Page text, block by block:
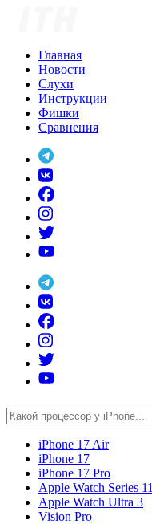
Главная
Новости
Слухи
Инструкции
Фишки
Сравнения
iPhone 17 Air
iPhone 17
iPhone 17 Pro
Apple Watch Series 11
Apple Watch Ultra 3
Vision Pro